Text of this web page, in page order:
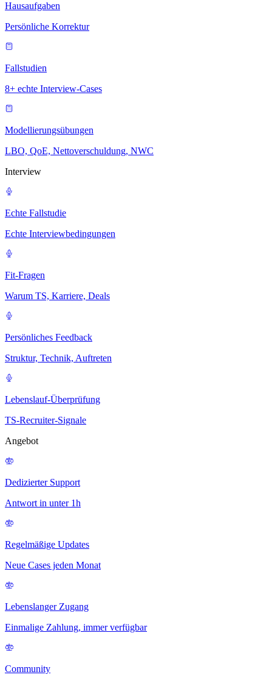
Hausaufgaben
Persönliche Korrektur
Fallstudien
8+ echte Interview-Cases
Modellierungsübungen
LBO, QoE, Nettoverschuldung, NWC
Interview
Echte Fallstudie
Echte Interviewbedingungen
Fit-Fragen
Warum TS, Karriere, Deals
Persönliches Feedback
Struktur, Technik, Auftreten
Lebenslauf-Überprüfung
TS-Recruiter-Signale
Angebot
Dedizierter Support
Antwort in unter 1h
Regelmäßige Updates
Neue Cases jeden Monat
Lebenslanger Zugang
Einmalige Zahlung, immer verfügbar
Community